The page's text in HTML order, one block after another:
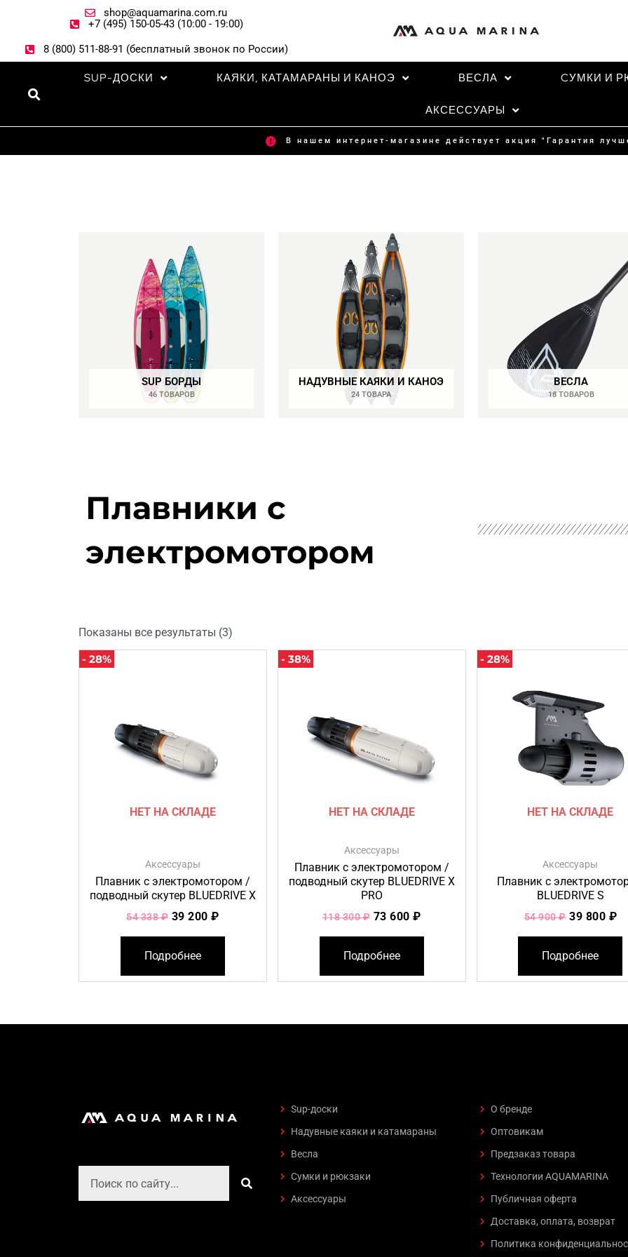
содержимому
shop@aquamarina.com.ru
+7 (495) 150-05-43 (10:00 - 19:00)
8 (800) 511-88-91 (бесплатный звонок по России)
Поиск
SUP-ДОСКИ КАЯКИ, КАТАМАРАНЫ И КАНОЭ ВЕСЛА CУМКИ И
АКСЕССУАРЫ
В нашем интернет-магазине действует акция "Гарантия
SUP БОРДЫ
46 ТОВАРОВ
НАДУВНЫЕ КАЯКИ И КАНОЭ
24 ТОВАРА
ВЕСЛА
18 ТОВАРОВ
Плавники с
электромотором
Показаны все результаты (3)
- 28%
НЕТ НА СКЛАДЕ
Аксессуары
Плавник с электромотором /
подводный скутер BLUEDRIVE X
54 338₽ 39 200₽
Подробнее
- 38%
НЕТ НА СКЛАДЕ
Аксессуары
Плавник с электромотором /
подводный скутер BLUEDRIVE X
PRO
118 300₽ 73 600₽
Подробнее
- 28%
НЕТ НА СКЛАДЕ
Аксессуары
Плавник с
BLUEDRIVE S
54 900₽
54
900 ₽.
39 800 ₽
Подробнее
Поиск
Sup-доски
Надувные каяки и катамараны
Весла
Сумки и рюкзаки
Аксессуары
О бренде
Оптовикам
Предзаказ товара
Технологии AQUAMARINA
Публичная оферта
Доставка, оплата, возврат
Политика